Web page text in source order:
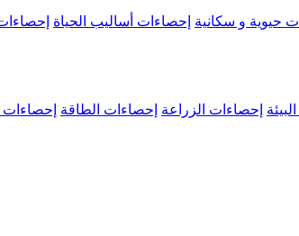
حيوية و سكانية إحصاءات أساليب الحياة
إحصاءات الزراعة إحصاءات الطاقة إحصاءات